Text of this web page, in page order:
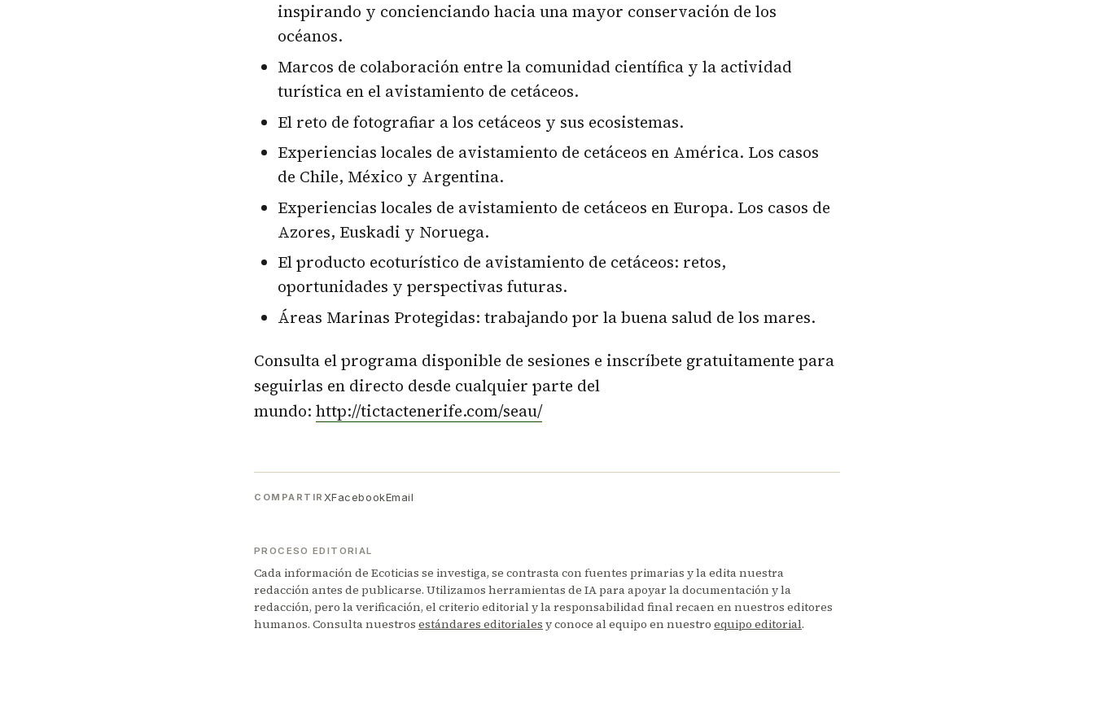
inspirando y concienciando hacia una mayor conservación de los
océanos.
Marcos de colaboración entre la comunidad científica y la actividad
turística en el avistamiento de cetáceos.
El reto de fotografiar a los cetáceos y sus ecosistemas.
Experiencias locales de avistamiento de cetáceos en América. Los casos
de Chile, México y Argentina.
Experiencias locales de avistamiento de cetáceos en Europa. Los casos de
Azores, Euskadi y Noruega.
El producto ecoturístico de avistamiento de cetáceos: retos,
oportunidades y perspectivas futuras.
Áreas Marinas Protegidas: trabajando por la buena salud de los mares.
Consulta el programa disponible de sesiones e inscríbete gratuitamente para
seguirlas en directo desde cualquier parte del
mundo: http://tictactenerife.com/seau/
COMPARTIR XFacebookEmail
PROCESO EDITORIAL
Cada información de Ecoticias se investiga, se contrasta con fuentes primarias y la edita nuestra
redacción antes de publicarse. Utilizamos herramientas de IA para apoyar la documentación y la
redacción, pero la verificación, el criterio editorial y la responsabilidad final recaen en nuestros editores
humanos. Consulta nuestros estándares editoriales y conoce al equipo en nuestro equipo editorial.